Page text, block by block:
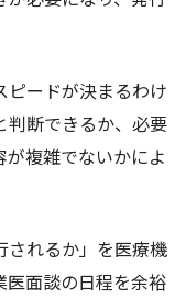
ピードが決まるわけ
判断できるか、必要
複雑でないかによ
されるか」を医療機
医面談の日程を余裕